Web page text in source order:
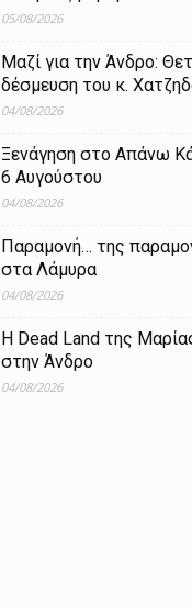
05/08/2026
Μαζί για την Άνδρο:
δέσμευση του κ.
04/08/2026
Ξενάγηση στο Απάνω
6 Αυγούστου
04/08/2026
Παραμονή… της
στα Λάμυρα
04/08/2026
Η Dead Land της
στην Άνδρο
04/08/2026